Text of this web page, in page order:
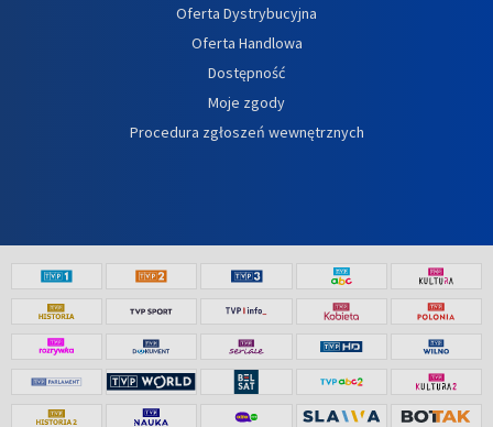
Oferta Dystrybucyjna
Oferta Handlowa
Dostępność
Moje zgody
Procedura zgłoszeń wewnętrznych